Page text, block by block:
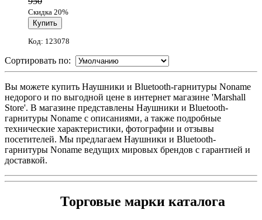
Скидка 20%
Код: 123078
Сортировать по:
Вы можете купить Наушники и Bluetooth-гарнитуры Noname
недорого и по выгодной цене в интернет магазине 'Marshall
Store'. В магазине представлены Наушники и Bluetooth-
гарнитуры Noname с описаниями, а также подробные
технические характеристики, фотографии и отзывы
посетителей. Мы предлагаем Наушники и Bluetooth-
гарнитуры Noname ведущих мировых брендов с гарантией и
доставкой.
Торговые марки каталога